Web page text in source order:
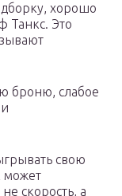
хорошо
Танкс. Это
броню, слабое
свою
может
скорость, а